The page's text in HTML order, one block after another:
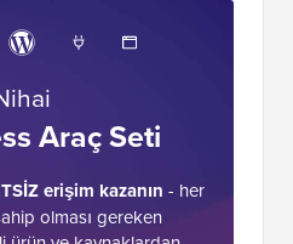
Araç Seti
erişim kazanın - her
olması gereken